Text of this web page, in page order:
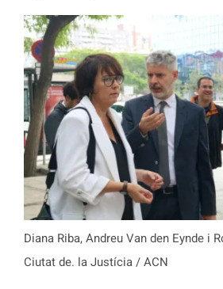
Diana Riba, Andreu Van den Eynde i
Ciutat de. la Justícia / ACN